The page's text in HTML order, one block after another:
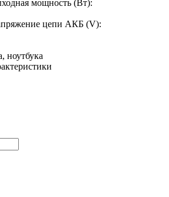
мощность (Вт):
цепи АКБ (V):
ноутбука